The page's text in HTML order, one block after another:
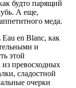
будто парящий
А еще,
меда.
en Blanc, как
и
этой
превосходных
сладостной
очерки